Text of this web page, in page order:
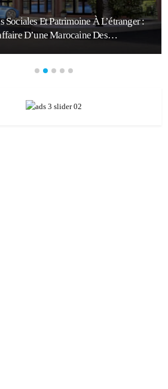
Sociales Et Patrimoine À L’étranger :
D’une Marocaine Des…